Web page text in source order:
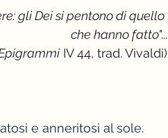
gli Dei si pentono di quello
che hanno fatto"...
IV 44, trad. Vivaldi)
e anneritosi al sole.